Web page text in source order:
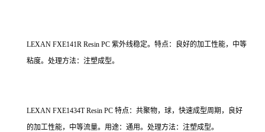
LEXAN FXE141R Resin PC 紫外线稳定。特点：良好的加工性能，中等
粘度。处理方法：注塑成型。
LEXAN FXE1434T Resin PC 特点：共聚物，球，快速成型周期，良好
的加工性能，中等流量。用途：通用。处理方法：注塑成型。